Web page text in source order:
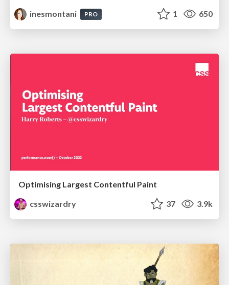
inesmontani
PRO 1 650
Optimising Largest Contentful Paint
csswizardry
37 3.9k